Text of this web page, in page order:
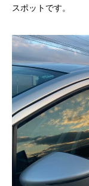
スポットです。